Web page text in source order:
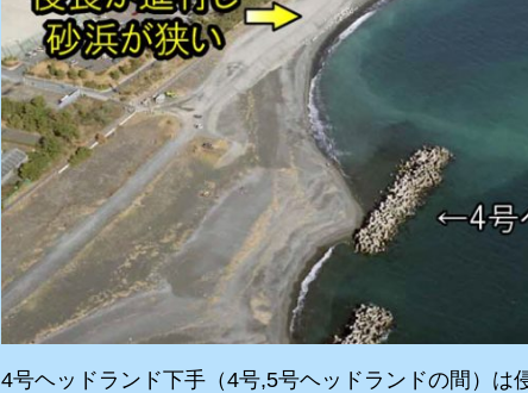
4号ヘッドランド下手（4号,5号ヘッドランドの間）は